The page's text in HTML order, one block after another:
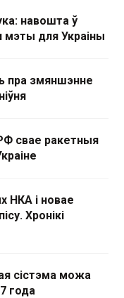
навошта ў
мэты для Украіны
пра змяншэнне
свае ракетныя
НКА і новае
Хронікі
сістэма можа
года